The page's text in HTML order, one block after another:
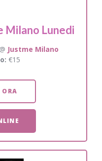
Milano Lunedi
Justme Milano
€15
ORA